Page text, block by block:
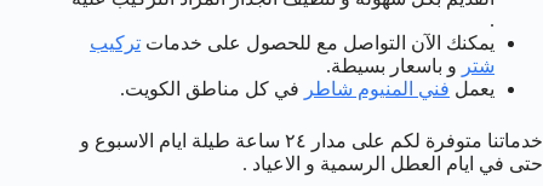
.
يمكنك الآن التواصل مع للحصول على خدمات تركيب
شتر و باسعار بسيطة.
يعمل فني المنيوم شاطر في كل مناطق الكويت.
خدماتنا متوفرة لكم على مدار ٢٤ ساعة طيلة ايام الاسبوع و
حتى في ايام العطل الرسمية و الاعياد .